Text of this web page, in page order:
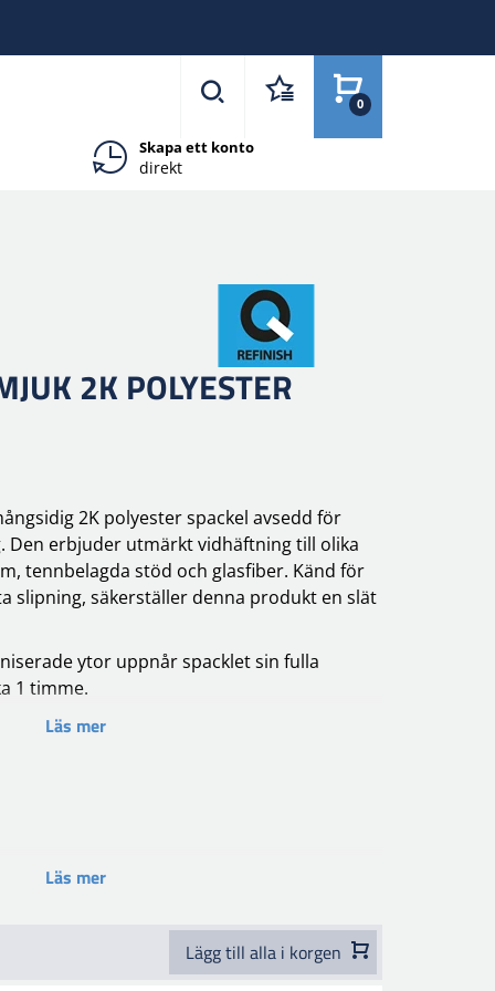
0
Skapa ett konto
direkt
2K POLYESTER
2K polyester spackel avsedd för
Den erbjuder utmärkt vidhäftning till olika
tennbelagda stöd och glasfiber. Känd för
slipning, säkerställer denna produkt en slät
ytor uppnår spacklet sin fulla
1 timme.
Läs mer
Läs mer
Lägg till alla i korgen